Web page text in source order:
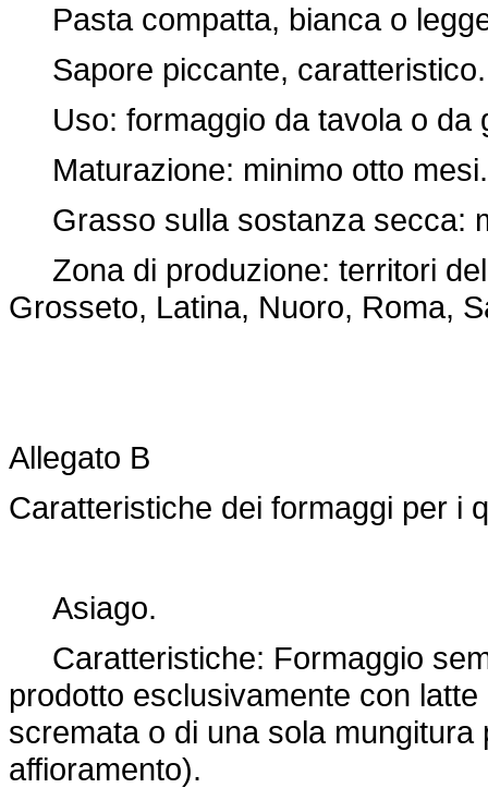
Pasta compatta, bianca o
Sapore piccante, caratteristico.
Uso: formaggio da tavola o da
Maturazione: minimo otto mesi.
Grasso sulla sostanza secca:
Zona di produzione: territori
Grosseto, Latina, Nuoro, Roma,
Allegato B
Caratteristiche dei formaggi per i
Asiago.
Caratteristiche: Formaggio
prodotto esclusivamente con
scremata o di una sola
affioramento).